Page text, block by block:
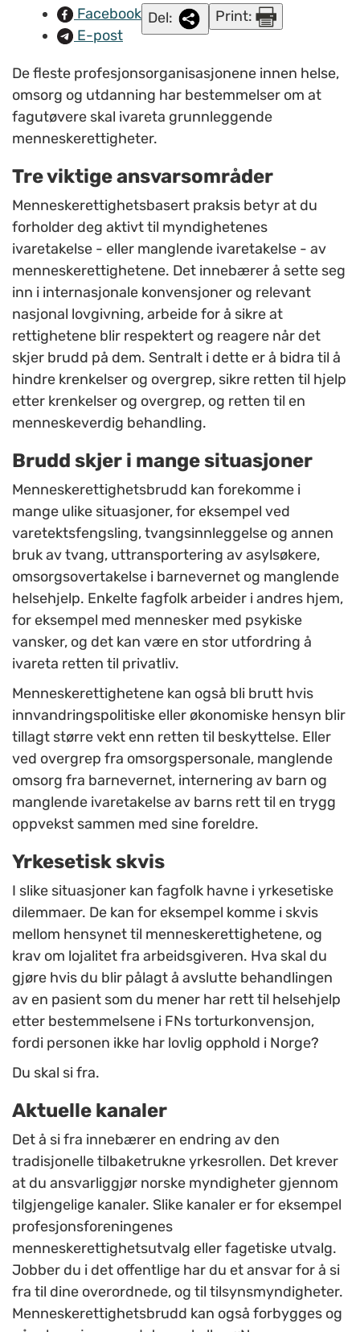
ILLUSTRASJONSFOTO: colourbox.com
Facebook
E-post
Del: Print:
De fleste profesjonsorganisasjonene innen helse,
omsorg og utdanning har bestemmelser om at
fagutøvere skal ivareta grunnleggende
menneskerettigheter.
Tre viktige ansvarsområder
Menneskerettighetsbasert praksis betyr at du
forholder deg aktivt til myndighetenes
ivaretakelse - eller manglende ivaretakelse - av
menneskerettighetene. Det innebærer å sette seg
inn i internasjonale konvensjoner og relevant
nasjonal lovgivning, arbeide for å sikre at
rettighetene blir respektert og reagere når det
skjer brudd på dem. Sentralt i dette er å bidra til å
hindre krenkelser og overgrep, sikre retten til hjelp
etter krenkelser og overgrep, og retten til en
menneskeverdig behandling.
Brudd skjer i mange situasjoner
Menneskerettighetsbrudd kan forekomme i
mange ulike situasjoner, for eksempel ved
varetektsfengsling, tvangsinnleggelse og annen
bruk av tvang, uttransportering av asylsøkere,
omsorgsovertakelse i barnevernet og manglende
helsehjelp. Enkelte fagfolk arbeider i andres hjem,
for eksempel med mennesker med psykiske
vansker, og det kan være en stor utfordring å
ivareta retten til privatliv.
Menneskerettighetene kan også bli brutt hvis
innvandringspolitiske eller økonomiske hensyn blir
tillagt større vekt enn retten til beskyttelse. Eller
ved overgrep fra omsorgspersonale, manglende
omsorg fra barnevernet, internering av barn og
manglende ivaretakelse av barns rett til en trygg
oppvekst sammen med sine foreldre.
Yrkesetisk skvis
I slike situasjoner kan fagfolk havne i yrkesetiske
dilemmaer. De kan for eksempel komme i skvis
mellom hensynet til menneskerettighetene, og
krav om lojalitet fra arbeidsgiveren. Hva skal du
gjøre hvis du blir pålagt å avslutte behandlingen
av en pasient som du mener har rett til helsehjelp
etter bestemmelsene i FNs torturkonvensjon,
fordi personen ikke har lovlig opphold i Norge?
Du skal si fra.
Aktuelle kanaler
Det å si fra innebærer en endring av den
tradisjonelle tilbaketrukne yrkesrollen. Det krever
at du ansvarliggjør norske myndigheter gjennom
tilgjengelige kanaler. Slike kanaler er for eksempel
profesjonsforeningenes
menneskerettighetsutvalg eller fagetiske utvalg.
Jobber du i det offentlige har du et ansvar for å si
fra til dine overordnede, og til tilsynsmyndigheter.
Menneskerettighetsbrudd kan også forbygges og